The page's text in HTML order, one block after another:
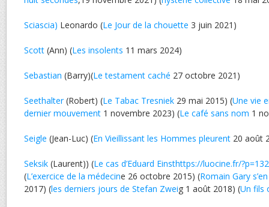
Sciascia) Leonardo (Le Jour de la chouette 3 juin 2021)
Scott (Ann) (Les insolents 11 mars 2024)
Sebastian (Barry)(Le testament caché 27 octobre 2021)
Seethalter(Robert) (Le Tabac Tresniek 29 mai 2015) (Une vie
dernier mouvement 1 novembre 2023) (Le café sans nom 1
Seigle (Jean-Luc) (En Vieillissant les Hommes pleurent 20 août
Seksik (Laurent)) (Le cas d’Eduard Einsthttps://luocine.fr/
(L’exercice de la médecine 26 octobre 2015) (Romain Gary
2017) (les derniers jours de Stefan Zweig 1 août 2018) (Un fils